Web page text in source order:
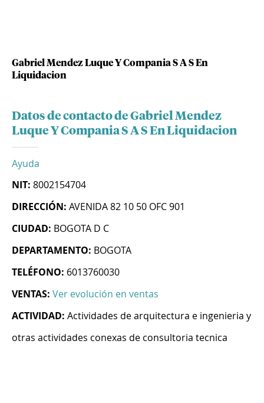
Gabriel Mendez Luque Y Compania S A S En
Liquidacion
Datos de contacto de Gabriel Mendez
Luque Y Compania S A S En Liquidacion
Ayuda
NIT: 8002154704
DIRECCIÓN: AVENIDA 82 10 50 OFC 901
CIUDAD: BOGOTA D C
DEPARTAMENTO: BOGOTA
TELÉFONO: 6013760030
VENTAS: Ver evolución en ventas
ACTIVIDAD: Actividades de arquitectura e ingenieria y
otras actividades conexas de consultoria tecnica